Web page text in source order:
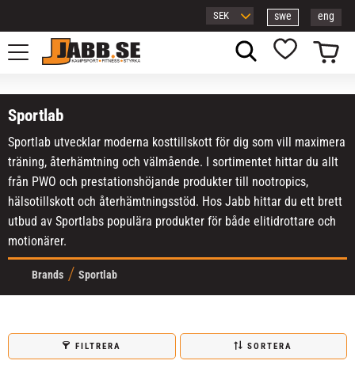
Meny
swe eng
Favoriter
Kundvagn
Sportlab
Brands Sportlab
Sportlab utvecklar moderna kosttillskott för dig som vill maximera
träning, återhämtning och välmående. I sortimentet hittar du allt
från PWO och prestationshöjande produkter till nootropics,
hälsotillskott och återhämtningsstöd. Hos Jabb hittar du ett brett
utbud av Sportlabs populära produkter för både elitidrottare och
motionärer.
FILTRERA SORTERA